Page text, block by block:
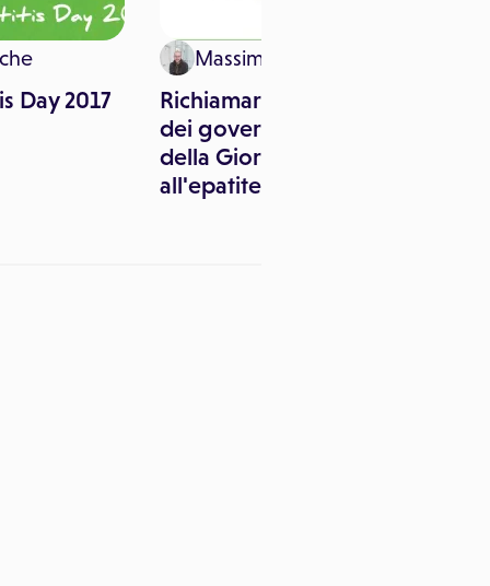
Day 2017
Massimo Canorro
Richiamare l'attenzione
dei governi l'obiettivo
della Giornata dedicata
all'epatite